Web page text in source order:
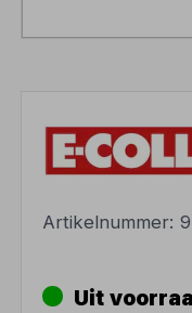
Artikelnummer:
Uit